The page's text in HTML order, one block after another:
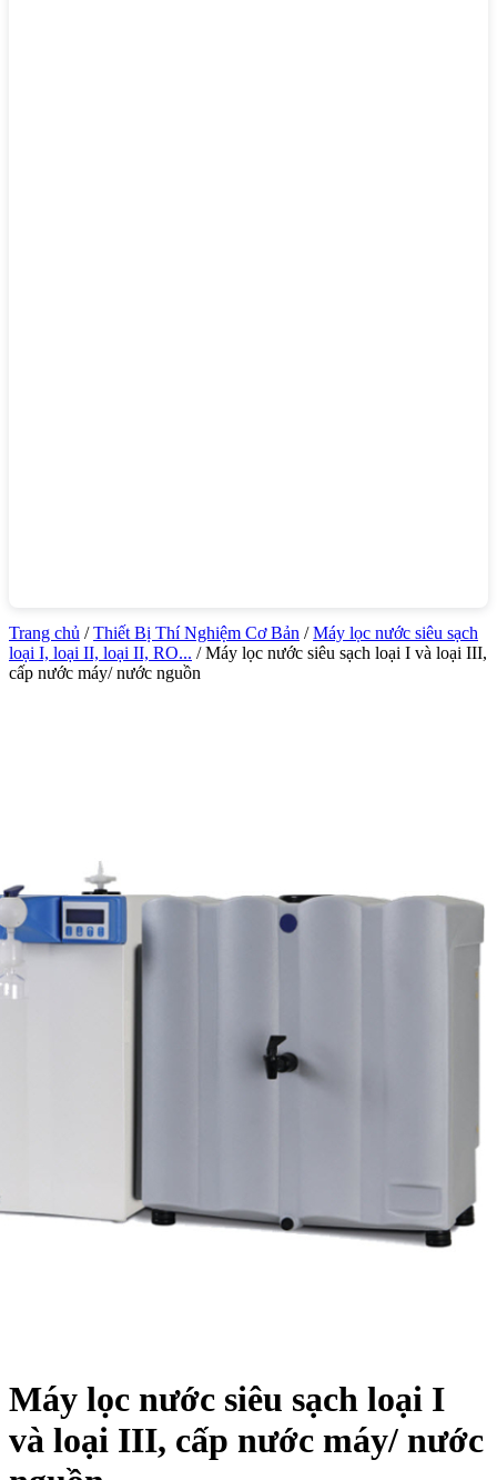
Trang chủ /Thiết Bị Thí Nghiệm Cơ Bản /Máy lọc nước siêu sạch
loại I, loại II, loại II, RO... / Máy lọc nước siêu sạch loại I và loại III,
cấp nước máy/ nước nguồn
Máy lọc nước siêu sạch loại I
và loại III, cấp nước máy/ nước